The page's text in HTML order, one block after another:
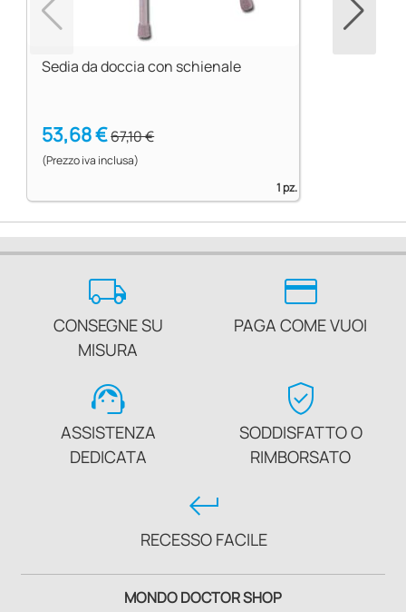
Sedia da doccia con schienale
53,68 €67,10 €
(Prezzo iva inclusa)
1 pz.
local_shipping
CONSEGNE SU
MISURA
credit_card
PAGA COME VUOI
support_agent
ASSISTENZA
DEDICATA
verified_user
SODDISFATTO O
RIMBORSATO
keyboard_return
RECESSO FACILE
MONDO DOCTOR SHOP